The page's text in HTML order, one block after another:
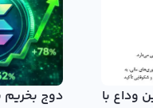
نتایج مشخصی دست یافت.
وداع با
دوج بخریم